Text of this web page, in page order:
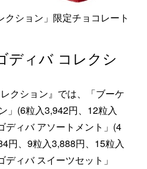
クション」限定チョコレート
ディバ コレクシ
クション』では、「ブーケ
」(6粒入3,942円、12粒入
ディバ アソートメント」(4
円、9粒入3,888円、15粒入
ィバ スイーツセット」